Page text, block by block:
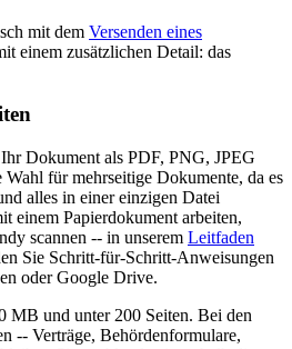
mit dem Versenden eines
einem zusätzlichen Detail: das
Dokument als PDF, PNG, JPEG
für mehrseitige Dokumente, da es
alles in einer einzigen Datei
einem Papierdokument arbeiten,
scannen -- in unserem Leitfaden
Sie Schritt-für-Schritt-Anweisungen
oder Google Drive.
MB und unter 200 Seiten. Bei den
-- Verträge, Behördenformulare,